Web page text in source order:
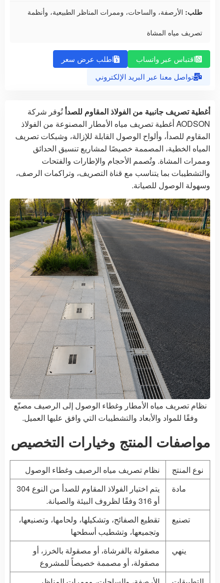
طلب: الأرصفة، والساحات، وممرات المناظر الطبيعية، وأنظمة
تصريف مياه المشاة
اقتباس عبر واتساب
اطلب عرض سعر
تواصل معنا عبر البريد الإلكتروني
أغطية تصريف جانبية من الفولاذ المقاوم للصدأتُوفر شركة
AODSON أغطية تصريف مياه الأمطار المصنوعة من الفولاذ
المقاوم للصدأ، وألواح الوصول القابلة للإزالة، وشبكات تصريف
المياه الخطية، المصممة خصيصًا لمشاريع تنسيق الحدائق
وممرات المشاة. وتُصمم الأحجام والإطارات والفتحات
والتشطيبات بما يتناسب مع قناة التصريف، وتراكمات الرصف،
وسهولة الوصول للصيانة.
نظام تصريف مياه الأمطار وغطاء الوصول إلى الرصيف مصنّع
وفقًا للمواد والأبعاد والتشطيبات التي وافق عليها العميل.
مواصفات المنتج وخيارات التخصيص
نوع المنتج
نظام تصريف مياه الرصيف وغطاء الوصول
مادة
يتم اختيار الفولاذ المقاوم للصدأ من النوع 304
أو 316 وفقًا لظروف البيئة والصيانة.
تصنيع
تقطيع الصفائح، وتشكيلها، ولحامها، وتصنيعها،
وتجميعها، وتشطيب أسطحها
ينهي
مصقولة بالفرشاة، أو مصقولة بالخرز، أو
مصقولة، أو مصممة خصيصاً للمشروع